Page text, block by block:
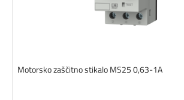
Motorsko zaščitno stikalo MS25 0,63-1A